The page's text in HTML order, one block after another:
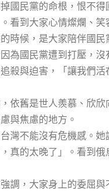
國民黨的命根，恨不
看到大家心情燦爛、
時候，是大家陪伴國民
為國民黨遭到打壓，沒
殺與迫害，「讓我們
依舊是世人羨慕、欣
與焦慮的地方。
灣不能沒有危機感。
真的太晚了」。看到
調，大家身上的委屈